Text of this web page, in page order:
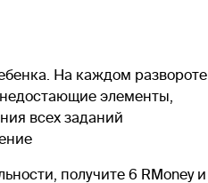
На каждом развороте
элементы,
всех заданий
получите 6 RMoney и